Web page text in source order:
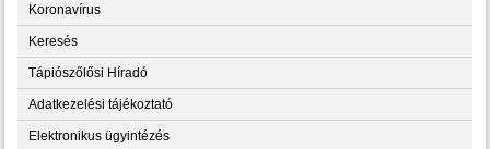
Koronavírus
Keresés
Tápiószőlősi Híradó
Adatkezelési tájékoztató
Elektronikus ügyintézés